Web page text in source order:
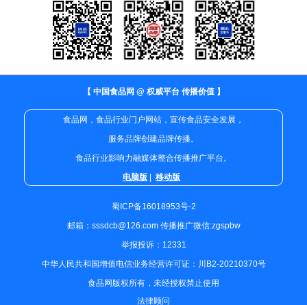
【 中国食品网 @ 权威平台 传播价值 】
食品网，食品行业门户网站，宣传食品安全发展，
服务品牌创建品牌传播。
食品行业影响力融媒体整合传播推广平台。
电脑版 | 移动版
蜀ICP备16018953号-2
邮箱：sssdcb@126.com 传播推广微信:zgspbw
举报投诉：12331
中华人民共和国增值电信业务经营许可证：川B2-20210370号
食品网版权所有，未经授权禁止使用
法律顾问